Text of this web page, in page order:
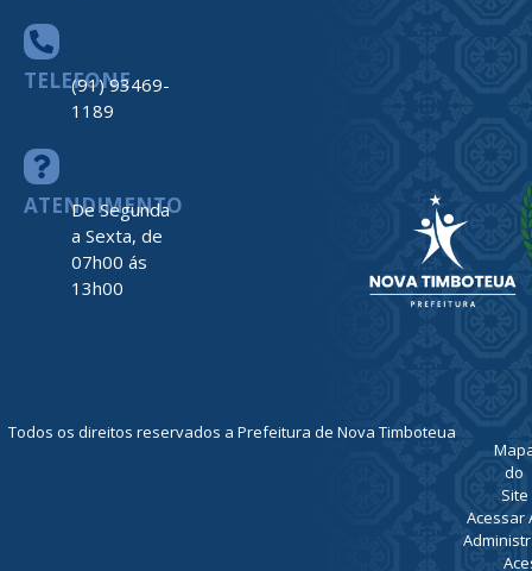
TELEFONE
(91) 93469-
1189
ATENDIMENTO
De Segunda
a Sexta, de
07h00 ás
13h00
Todos os direitos reservados a Prefeitura de Nova Timboteua
do
Site
Acessar